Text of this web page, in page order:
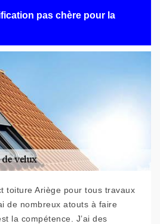
pas chère pour la
toiture Ariège pour tous travaux
de nombreux atouts à faire
la compétence. J’ai des